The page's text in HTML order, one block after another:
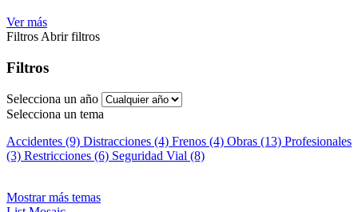
Ver más
Filtros Abrir filtros
Filtros
Selecciona un año
Selecciona un tema
Accidentes (9) Distracciones (4) Frenos (4) Obras (13) Profesionales
(3) Restricciones (6) Seguridad Vial (8)
Mostrar más temas